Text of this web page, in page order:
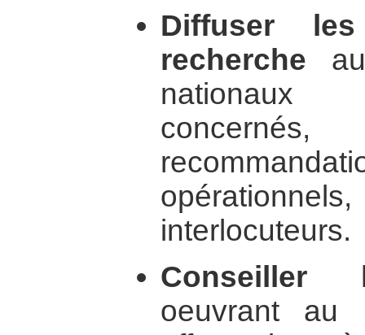
Diffuser
recherche
nationaux
interlocuteurs.
Conseiller
oeuvrant au